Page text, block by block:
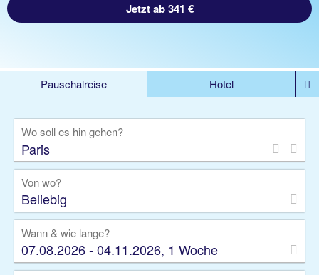
Jetzt ab 341 €
Pauschalreise
Hotel
Rundreise
Kreuzfahrt
Gruppenreise
Camper Privattransfer
Wo soll es hin gehen?
Von wo?
Beliebig
Wann & wie lange?
07.08.2026 - 04.11.2026, 1 Woche